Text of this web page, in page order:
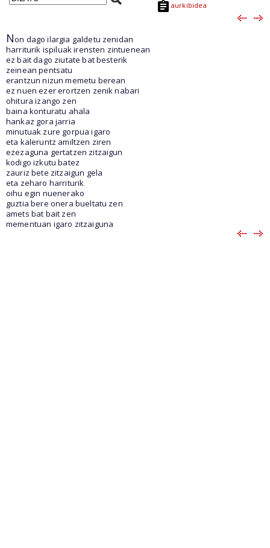
aurkibidea
Non dago ilargia galdetu zenidan
harriturik ispiluak irensten zintuenean
ez bait dago ziutate bat besterik
zeinean pentsatu
erantzun nizun memetu berean
ez nuen ezer erortzen zenik nabari
ohitura izango zen
baina konturatu ahala
hankaz gora jarria
minutuak zure gorpua igaro
eta kaleruntz amiltzen ziren
ezezaguna gertatzen zitzaigun
kodigo izkutu batez
zauriz bete zitzaigun gela
eta zeharo harriturik
oihu egin nuenerako
guztia bere onera bueltatu zen
amets bat bait zen
mementuan igaro zitzaiguna